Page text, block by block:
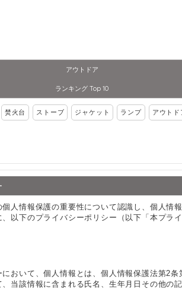
アウトドア
ランキング Top 10
焚火台 ストーブ ジャケット ランプ アウトド
人情報保護の重要性について認識し、個人情
以下のプライバシーポリシー（以下「本プラ
おいて、個人情報とは、個人情報保護法第2
、当該情報に含まれる氏名、生年月日その他の